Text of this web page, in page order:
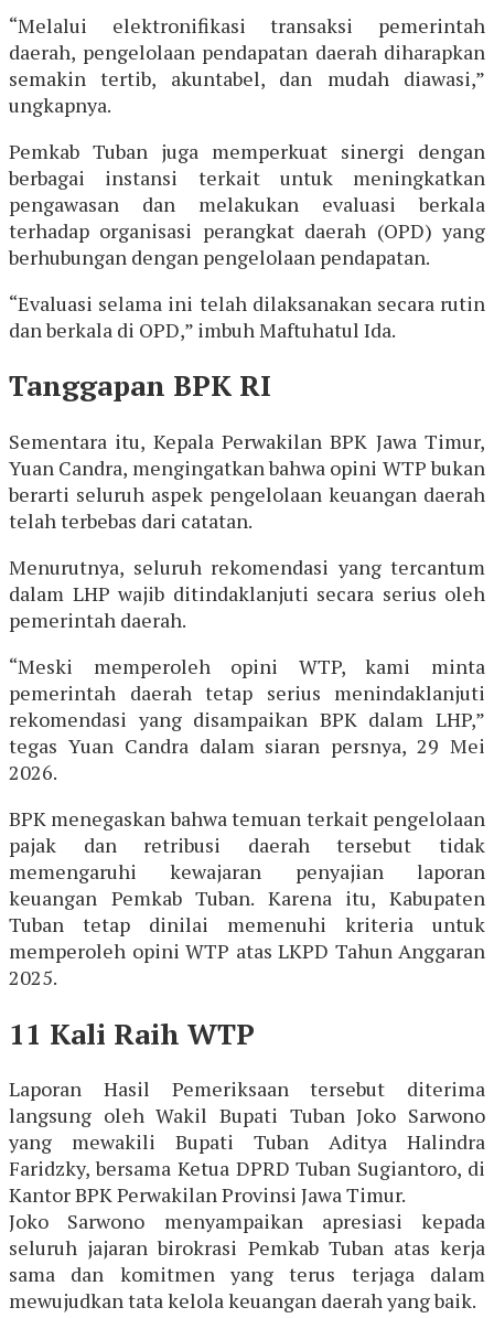
“Melalui elektronifikasi transaksi pemerintah
daerah, pengelolaan pendapatan daerah diharapkan
semakin tertib, akuntabel, dan mudah diawasi,”
ungkapnya.
Pemkab Tuban juga memperkuat sinergi dengan
berbagai instansi terkait untuk meningkatkan
pengawasan dan melakukan evaluasi berkala
terhadap organisasi perangkat daerah (OPD) yang
berhubungan dengan pengelolaan pendapatan.
“Evaluasi selama ini telah dilaksanakan secara rutin
dan berkala di OPD,” imbuh Maftuhatul Ida.
Tanggapan BPK RI
Sementara itu, Kepala Perwakilan BPK Jawa Timur,
Yuan Candra, mengingatkan bahwa opini WTP bukan
berarti seluruh aspek pengelolaan keuangan daerah
telah terbebas dari catatan.
Menurutnya, seluruh rekomendasi yang tercantum
dalam LHP wajib ditindaklanjuti secara serius oleh
pemerintah daerah.
“Meski memperoleh opini WTP, kami minta
pemerintah daerah tetap serius menindaklanjuti
rekomendasi yang disampaikan BPK dalam LHP,”
tegas Yuan Candra dalam siaran persnya, 29 Mei
2026.
BPK menegaskan bahwa temuan terkait pengelolaan
pajak dan retribusi daerah tersebut tidak
memengaruhi kewajaran penyajian laporan
keuangan Pemkab Tuban. Karena itu, Kabupaten
Tuban tetap dinilai memenuhi kriteria untuk
memperoleh opini WTP atas LKPD Tahun Anggaran
2025.
11 Kali Raih WTP
Laporan Hasil Pemeriksaan tersebut diterima
langsung oleh Wakil Bupati Tuban Joko Sarwono
yang mewakili Bupati Tuban Aditya Halindra
Faridzky, bersama Ketua DPRD Tuban Sugiantoro, di
Kantor BPK Perwakilan Provinsi Jawa Timur.
Joko Sarwono menyampaikan apresiasi kepada
seluruh jajaran birokrasi Pemkab Tuban atas kerja
sama dan komitmen yang terus terjaga dalam
mewujudkan tata kelola keuangan daerah yang baik.